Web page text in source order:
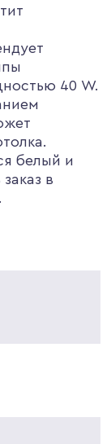
40 W.
белый и
в